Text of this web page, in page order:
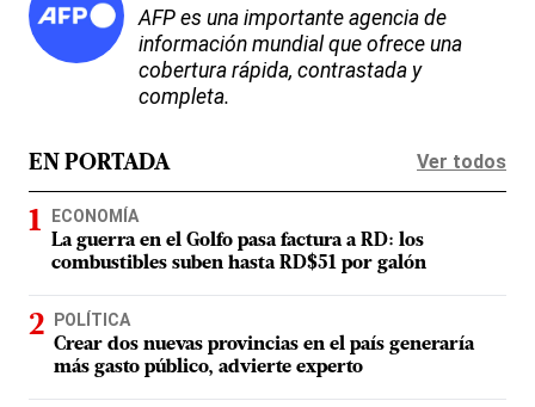
AFP es una importante agencia de
información mundial que ofrece una
cobertura rápida, contrastada y
completa.
EN PORTADA Ver todos
ECONOMÍA
La guerra en el Golfo pasa factura a RD: los
combustibles suben hasta RD$51 por galón
POLÍTICA
Crear dos nuevas provincias en el país generaría
más gasto público, advierte experto